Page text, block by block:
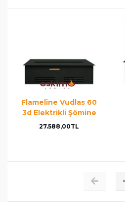
Flameline Vudlas 60
3d Elektrikli Şömine
27.588,00TL